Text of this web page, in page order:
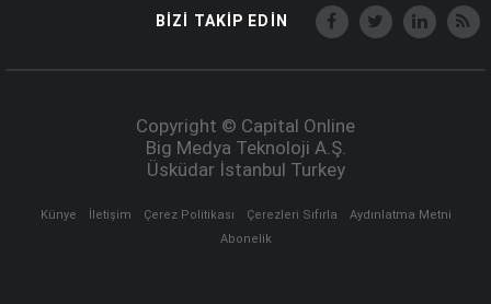
BİZİ TAKİP EDİN
Copyright © Capital Online
Big Medya Teknoloji A.Ş.
Üsküdar İstanbul Turkey
Künye İletişim Çerez Politikası Çerezleri Sıfırla
Aydınlatma Metni
Abonelik